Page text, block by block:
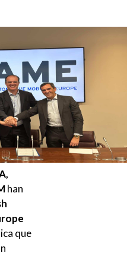
han
que